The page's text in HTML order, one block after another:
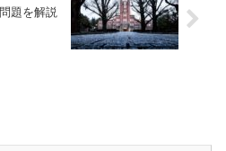
題を解説